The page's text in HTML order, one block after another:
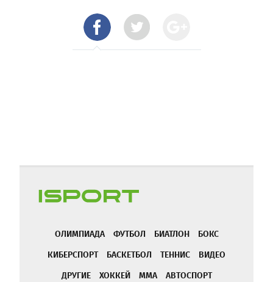
ОЛИМПИАДА ФУТБОЛ БИАТЛОН
БОКС
КИБЕРСПОРТ
БАСКЕТБОЛ ТЕННИС
ВИДЕО
ДРУГИЕ
ХОККЕЙ ММА АВТОСПОРТ